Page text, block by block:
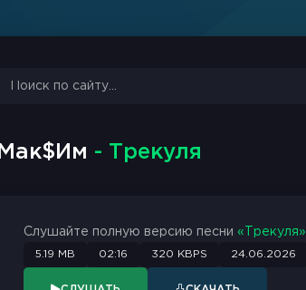
Мак$Им - Трекуля
Слушайте полную версию песни «Трекуля»
5.19 MB 02:16 320 KBPS 24.06.2026